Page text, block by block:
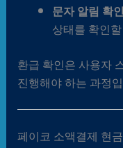
문자 알림 확인
상태를 확인
환급 확인은 사용자
진행해야 하는 과정
페이코 소액결제 현